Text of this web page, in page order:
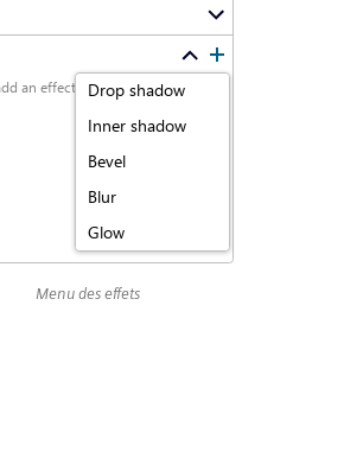
Menu des effets